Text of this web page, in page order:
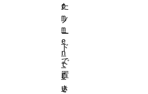
た
ノ
ー
ド
で
置
き
o
m
m
e
n
t
C
u